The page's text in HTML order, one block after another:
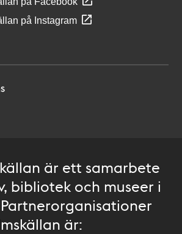
på Instagram
är ett samarbete
bibliotek och museer i
är: